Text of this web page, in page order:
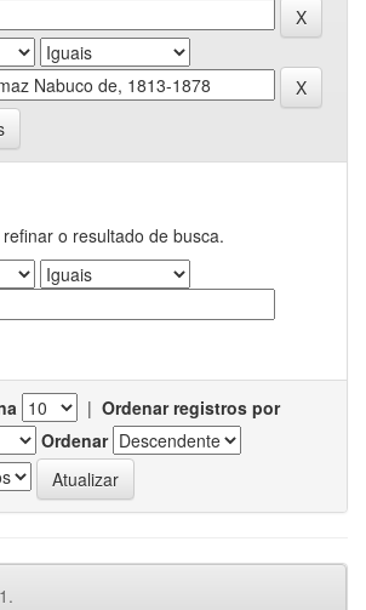
o resultado de busca.
| Ordenar registros por
Ordenar